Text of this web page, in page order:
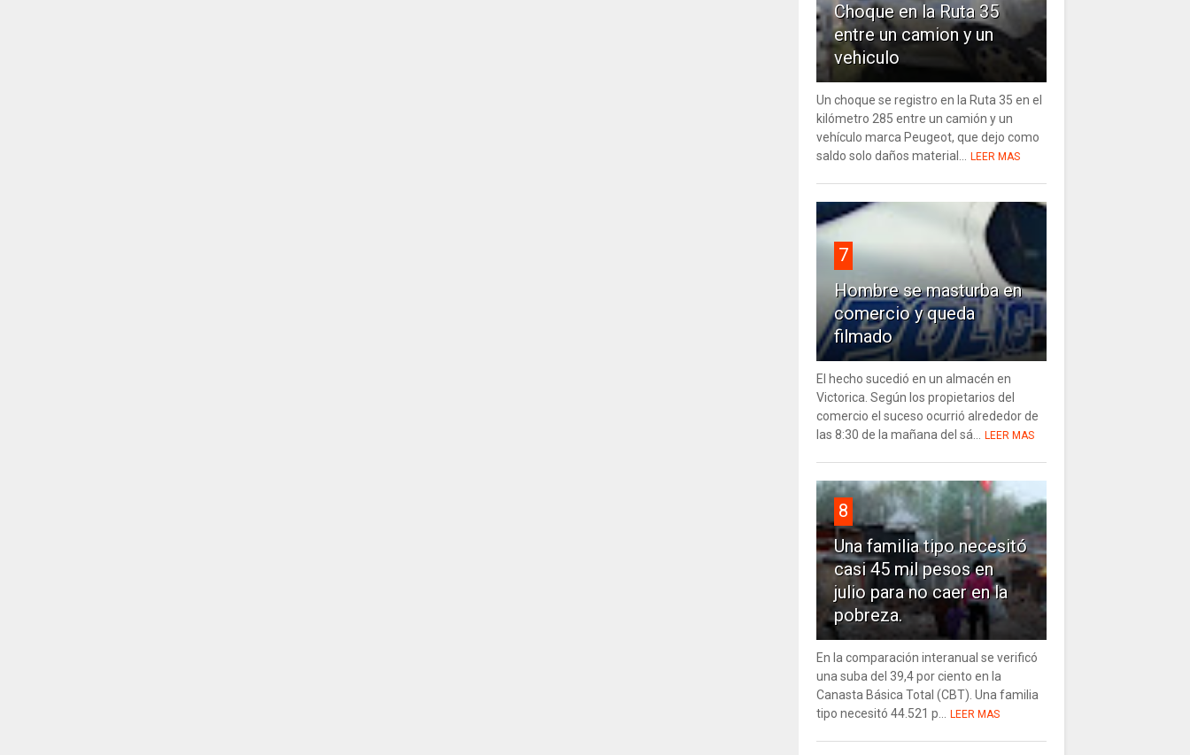
Choque en la Ruta 35
entre un camion y un
vehiculo
Un choque se registro en la Ruta 35 en el
kilómetro 285 entre un camión y un
vehículo marca Peugeot, que dejo como
saldo solo daños material... LEER MAS
7
Hombre se masturba en
comercio y queda
filmado
El hecho sucedió en un almacén en
Victorica. Según los propietarios del
comercio el suceso ocurrió alrededor de
las 8:30 de la mañana del sá... LEER MAS
8
Una familia tipo necesitó
casi 45 mil pesos en
julio para no caer en la
pobreza.
En la comparación interanual se verificó
una suba del 39,4 por ciento en la
Canasta Básica Total (CBT). Una familia
tipo necesitó 44.521 p... LEER MAS